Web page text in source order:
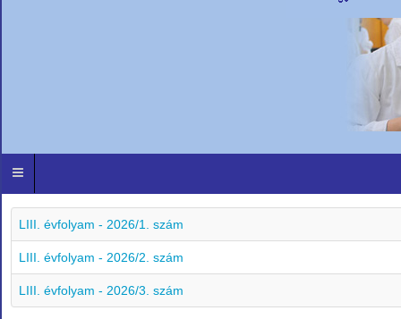
LIII. évfolyam - 2026/1. szám
LIII. évfolyam - 2026/2. szám
LIII. évfolyam - 2026/3. szám